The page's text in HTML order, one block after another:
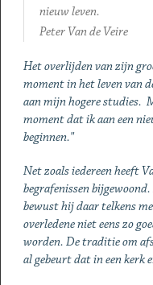
nieuw leven.
Peter Van de Veire
Het overlijden van zijn
moment in het leven van
aan mijn hogere studies.
moment dat ik aan een
beginnen."
Net zoals iedereen heeft
begrafenissen
bewust hij daar telkens
overledene niet eens zo
worden. De traditie om
al gebeurt dat in een kerk